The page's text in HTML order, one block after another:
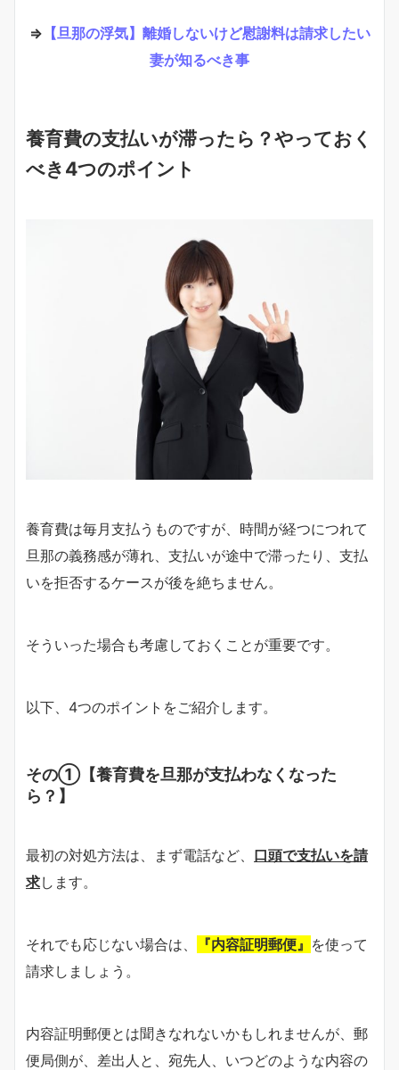
⇒ 【旦那の浮気】離婚しないけど慰謝料は請求したい
妻が知るべき事
養育費の支払いが滞ったら？やっておく
べき4つのポイント
養育費は毎月支払うものですが、時間が経つにつれて
旦那の義務感が薄れ、支払いが途中で滞ったり、支払
いを拒否するケースが後を絶ちません。
そういった場合も考慮しておくことが重要です。
以下、4つのポイントをご紹介します。
その①【養育費を旦那が支払わなくなった
ら？】
最初の対処方法は、まず電話など、 口頭で支払いを請
求します。
それでも応じない場合は、 『内容証明郵便』 を使って
請求しましょう。
内容証明郵便とは聞きなれないかもしれませんが、郵
便局側が、差出人と、宛先人、いつどのような内容の